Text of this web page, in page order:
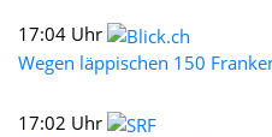
17:04 Uhr
Wegen läppischen 150
17:02 Uhr